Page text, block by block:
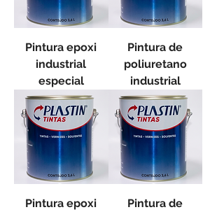
Pintura epoxi
industrial
especial
Pintura de
poliuretano
industrial
Pintura epoxi
Pintura de